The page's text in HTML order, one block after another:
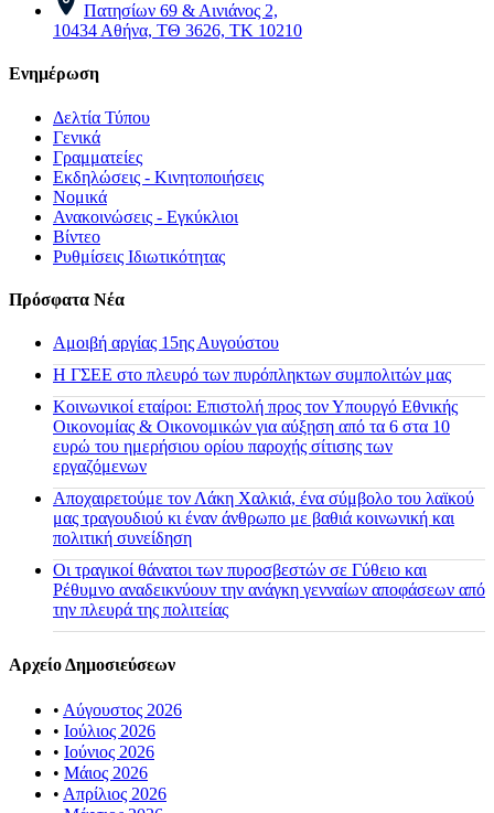
Πατησίων 69 & Αινιάνος 2,
10434 Αθήνα, ΤΘ 3626, ΤΚ 10210
Ενημέρωση
Δελτία Τύπου
Γενικά
Γραμματείες
Εκδηλώσεις - Κινητοποιήσεις
Νομικά
Ανακοινώσεις - Εγκύκλιοι
Βίντεο
Ρυθμίσεις Ιδιωτικότητας
Πρόσφατα Νέα
Αμοιβή αργίας 15ης Αυγούστου
H ΓΣΕΕ στο πλευρό των πυρόπληκτων συμπολιτών μας
Κοινωνικοί εταίροι: Επιστολή προς τον Υπουργό Εθνικής
Οικονομίας & Οικονομικών για αύξηση από τα 6 στα 10
ευρώ του ημερήσιου ορίου παροχής σίτισης των
εργαζόμενων
Αποχαιρετούμε τον Λάκη Χαλκιά, ένα σύμβολο του λαϊκού
μας τραγουδιού κι έναν άνθρωπο με βαθιά κοινωνική και
πολιτική συνείδηση
Οι τραγικοί θάνατοι των πυροσβεστών σε Γύθειο και
Ρέθυμνο αναδεικνύουν την ανάγκη γενναίων αποφάσεων από
την πλευρά της πολιτείας
Αρχείο Δημοσιεύσεων
• Αύγουστος 2026
• Ιούλιος 2026
• Ιούνιος 2026
• Μάιος 2026
• Απρίλιος 2026